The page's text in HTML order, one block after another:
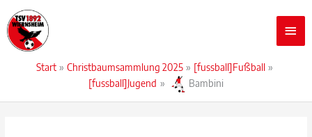
Inhalt
springen
Start Christbaumsammlung 2025
[fussball]Fußball
[fussball]Jugend
Bambini